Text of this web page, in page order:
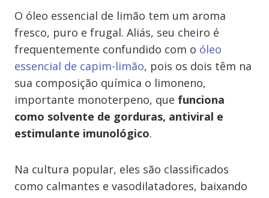
O óleo essencial de limão tem um aroma
fresco, puro e frugal. Aliás, seu cheiro é
frequentemente confundido com o óleo
essencial de capim-limão, pois os dois têm na
sua composição química o limoneno,
importante monoterpeno, que funciona
como solvente de gorduras, antiviral e
estimulante imunológico.
Na cultura popular, eles são classificados
como calmantes e vasodilatadores, baixando